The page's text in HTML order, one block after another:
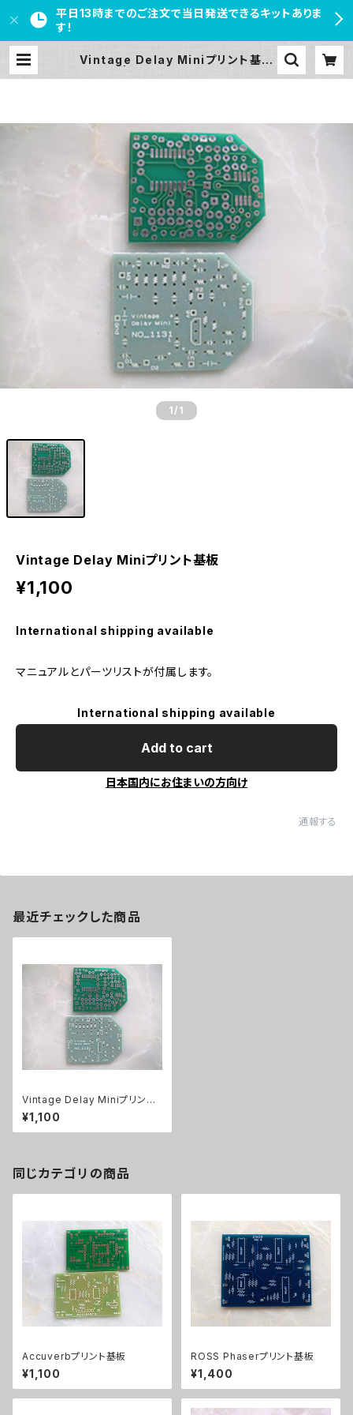
平日13時までのご注文で当日発送できるキットありま
す！
Vintage Delay Miniプリント基板
1 /1
Vintage Delay Miniプリント基板
¥1,100
International shipping available
マニュアルとパーツリストが付属します。
International shipping available
Add to cart
日本国内にお住まいの方向け
通報する
最近チェックした商品
Vintage Delay Miniプリント
基板
¥1,100
同じカテゴリの商品
Accuverbプリント基板
¥1,100
ROSS Phaserプリント基板
¥1,400